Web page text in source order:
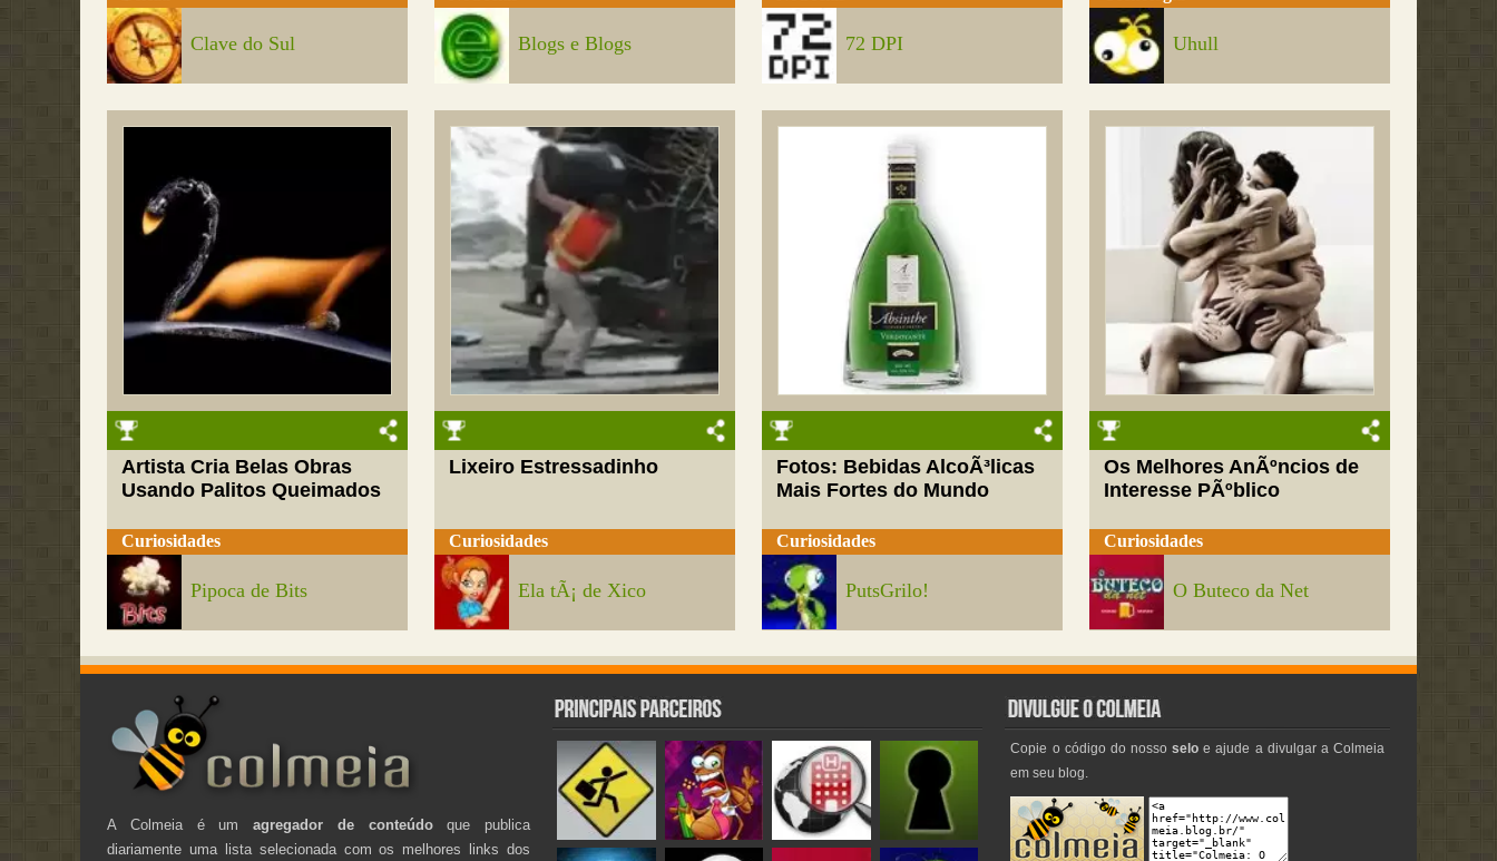
Clave do Sul Blogs e Blogs 72 DPI Uhull
Artista Cria Belas Obras
Usando Palitos Queimados
Curiosidades
Pipoca de Bits
Lixeiro Estressadinho
Curiosidades
Ela tÃ¡ de Xico
Fotos: Bebidas AlcoÃ³licas
Mais Fortes do Mundo
Curiosidades
PutsGrilo!
Os Melhores AnÃºncios de
Interesse PÃºblico
Curiosidades
O Buteco da Net
A Colmeia é umagregador de conteúdoque publica
diariamente uma lista selecionada com os melhores links dos
Copie o código do nossoselo e ajude a divulgar a Colmeia
em seu blog.